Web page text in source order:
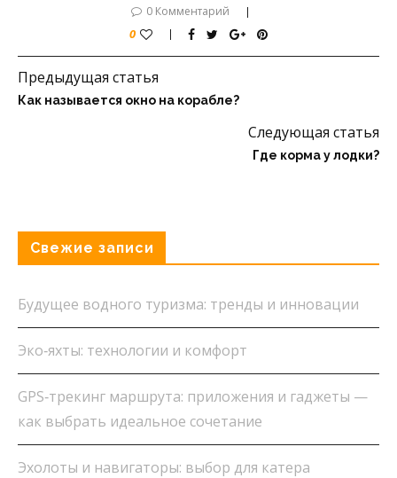
0 Комментарий
0
Предыдущая статья
Как называется окно на корабле?
Следующая статья
Где корма у лодки?
Свежие записи
Будущее водного туризма: тренды и инновации
Эко‑яхты: технологии и комфорт
GPS‑трекинг маршрута: приложения и гаджеты —
как выбрать идеальное сочетание
Эхолоты и навигаторы: выбор для катера